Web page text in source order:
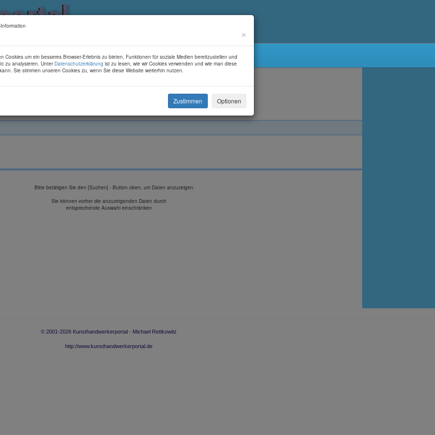
+
Märkte etc.
+
Kurse Forum
+
Über uns
Hier finden Sie Veranstalter von Märkten und Messen.
Bitte betätigen Sie den [Suchen] - Button oben, um Daten anzuzeigen.
Sie können vorher die anzuzeigenden Daten durch
entsprechende Auswahl einschränken
© 2001-2026 Kunsthandwerkerportal - Michael Rettkowitz
http://www.kunsthandwerkerportal.de
×
Cookies um ein besseres Browser-Erlebnis zu bieten, Funktionen für soziale Medien bereitzustellen und
zu analysieren. UnterDatenschutzerklärung ist zu lesen, wie wir Cookies verwenden und wie man diese
Sie stimmen unseren Cookies zu, wenn Sie diese Website weiterhin nutzen.
Zustimmen Optionen